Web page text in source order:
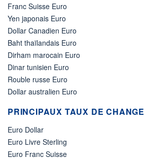
Franc Suisse Euro
Yen japonais Euro
Dollar Canadien Euro
Baht thaïlandais Euro
Dirham marocain Euro
Dinar tunisien Euro
Rouble russe Euro
Dollar australien Euro
PRINCIPAUX TAUX DE CHANGE
Euro Dollar
Euro Livre Sterling
Euro Franc Suisse